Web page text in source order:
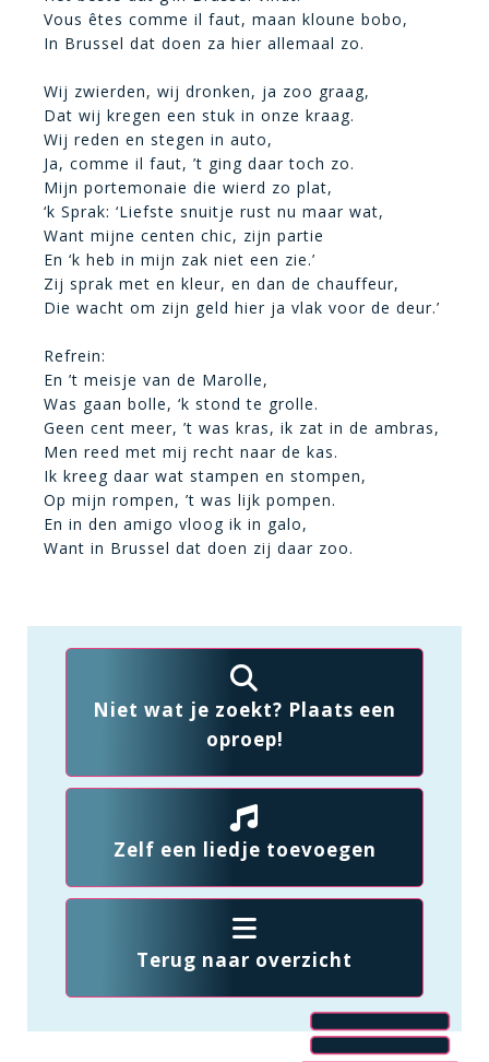
Vous êtes comme il faut, maan kloune bobo,
In Brussel dat doen za hier allemaal zo.
Wij zwierden, wij dronken, ja zoo graag,
Dat wij kregen een stuk in onze kraag.
Wij reden en stegen in auto,
Ja, comme il faut, ’t ging daar toch zo.
Mijn portemonaie die wierd zo plat,
‘k Sprak: ‘Liefste snuitje rust nu maar wat,
Want mijne centen chic, zijn partie
En ‘k heb in mijn zak niet een zie.’
Zij sprak met en kleur, en dan de chauffeur,
Die wacht om zijn geld hier ja vlak voor de deur.’
Refrein:
En ’t meisje van de Marolle,
Was gaan bolle, ‘k stond te grolle.
Geen cent meer, ’t was kras, ik zat in de ambras,
Men reed met mij recht naar de kas.
Ik kreeg daar wat stampen en stompen,
Op mijn rompen, ’t was lijk pompen.
En in den amigo vloog ik in galo,
Want in Brussel dat doen zij daar zoo.
Niet wat je zoekt? Plaats een
oproep!
Zelf een liedje toevoegen
Terug naar overzicht